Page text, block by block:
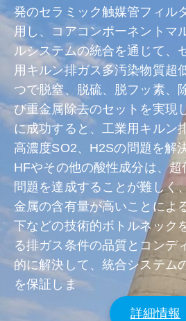
発のセラミック触媒管フィル
用し、コアコンポーネントマ
ルシステムの統合を通じて、
用キルン排ガス多汚染物質超
つで脱窒、脱硫、脱フッ素、
び重金属除去のセットを実現
に成功すると、工業用キルン
高濃度SO2、H2Sの問題を解
HFやその他の酸性成分は、
問題を達成することが難しく
金属の含有量が高いことによ
下などの技術的ボトルネック
る排ガス条件の品質とコンデ
的に解決して、統合システム
を保証しま
詳細情報